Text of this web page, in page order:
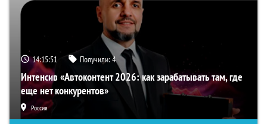
14:15:50 Получили:4
Интенсив «Автоконтент 2026: как зарабатывать там, где
еще нет конкурентов»
Россия